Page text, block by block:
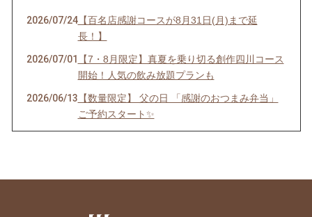
2026/07/24【百名店感謝コースが8月31日(月)まで延
長！】
2026/07/01
【7・8月限定】真夏を乗り切る創作四川コース
開始！人気の飲み放題プランも
2026/06/13 【数量限定】 父の日 「感謝のおつまみ弁当」
ご予約スタート✨
2026/04/20🌿「新緑の活力×黒の発酵」で明日への活力